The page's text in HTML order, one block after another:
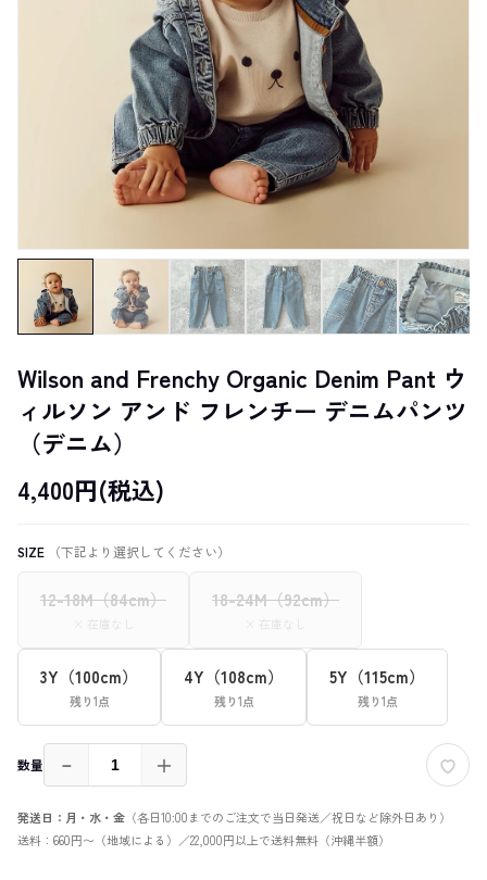
Wilson and Frenchy Organic Denim Pant ウ
ィルソン アンド フレンチー デニムパンツ
（デニム）
4,400円(税込)
SIZE （下記より選択してください）
12-18M（84cm）
× 在庫なし
18-24M（92cm）
× 在庫なし
3Y（100cm）
残り1点
4Y（108cm）
残り1点
5Y（115cm）
残り1点
数量 － ＋
発送日：月・水・金 （各日10:00までのご注文で当日発送／祝日など除外日あり）
送料：660円〜（地域による）／22,000円以上で送料無料（沖縄半額）